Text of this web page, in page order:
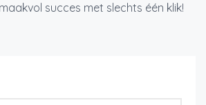
succes met slechts één klik!